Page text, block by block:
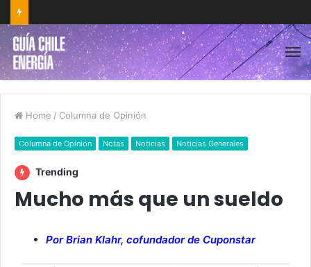
Home / Columna de Opinión
Columna de Opinión Notas Noticias Noticias Generales
Trending
Mucho más que un sueldo
Por Brian Klahr, cofundador de Cuponstar